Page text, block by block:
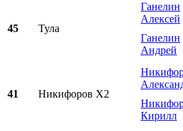
45 Тула
Ганелин
Алексей
Ганелин
Андрей
41 Никифоров Х2
Кирилл